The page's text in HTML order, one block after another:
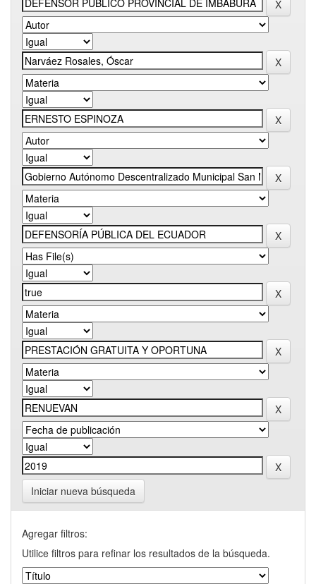
Iniciar nueva búsqueda
Agregar filtros:
Utilice filtros para refinar los resultados de la búsqueda.